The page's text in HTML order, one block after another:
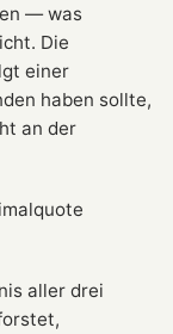
— was
Die
einer
haben sollte,
an der
aller drei